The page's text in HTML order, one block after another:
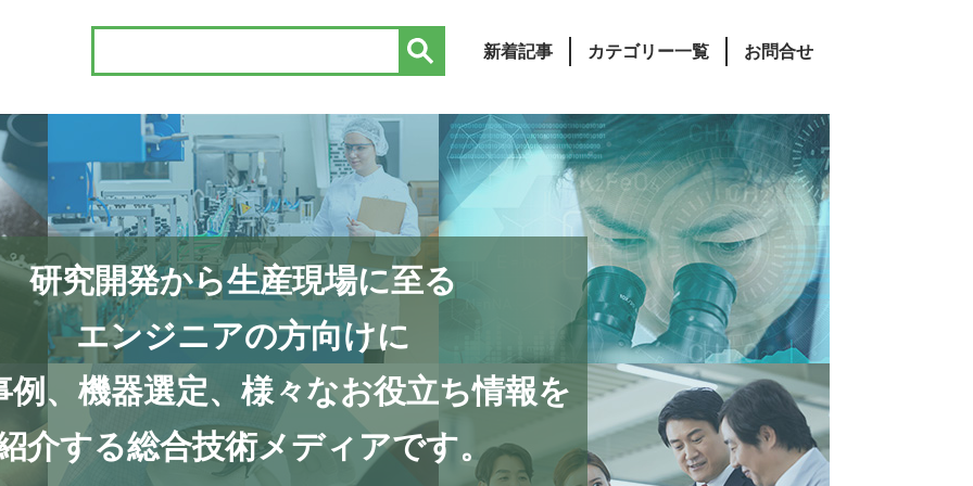
新着記事 カテゴリー一覧 お問合せ
研究開発から生産現場に至る
エンジニアの方向けに
例、機器選定、様々なお役立ち情報を
介する総合技術メディアです。